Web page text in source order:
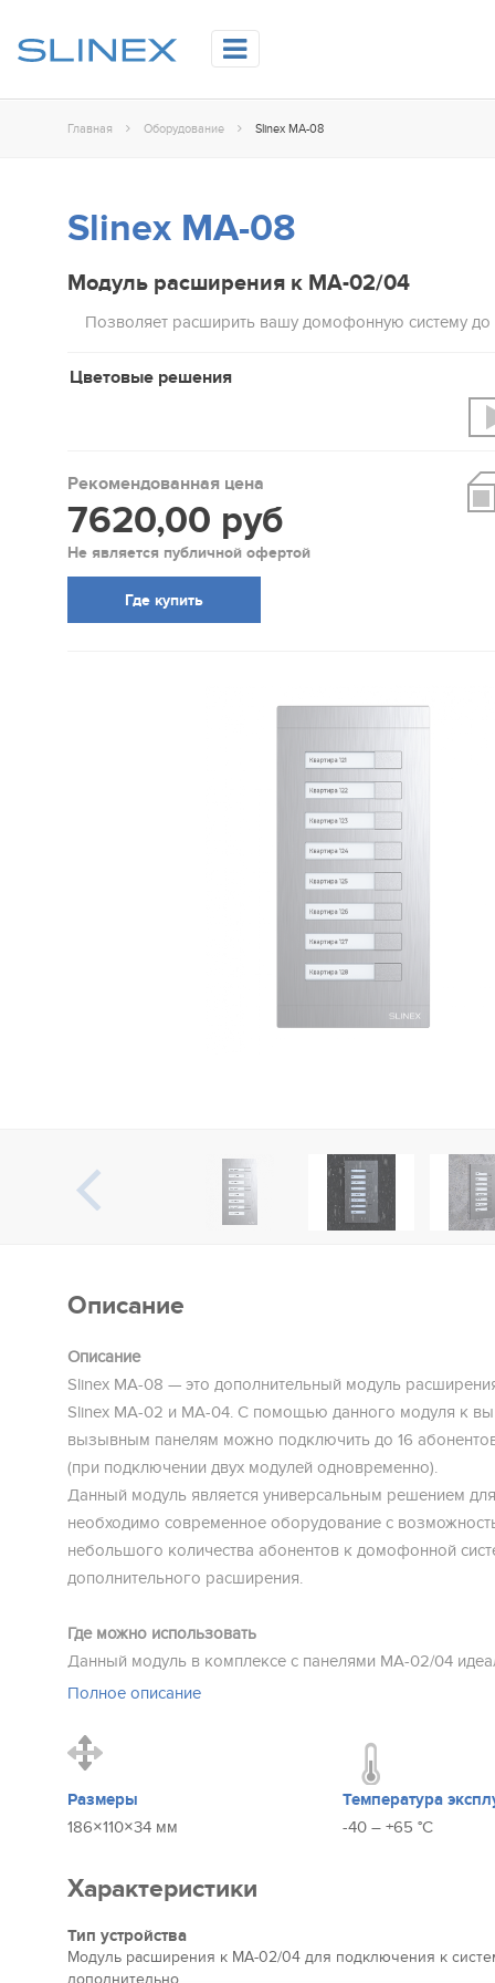
Главная Оборудование Slinex MA-08
Slinex MA-08
Модуль расширения к MA-02/04
Позволяет расширить вашу домофонную систему до
Цветовые решения
Рекомендованная цена
7620,00 руб
Не является публичной офертой
Где купить
Описание
Описание
Slinex MA-08 — это дополнительный модуль
Slinex MA-02 и MA-04. С помощью данного модуля к
вызывным панелям можно подключить до 16
(при подключении двух модулей одновременно).
Данный модуль является универсальным решением
необходимо современное оборудование с
небольшого количества абонентов к домофонной
дополнительного расширения.
Где можно использовать
Данный модуль в комплексе с панелями MA-02/04
установки в небольшом многоквартирном комплексе,
может быть установлено как внутри, так и снаружи
Устройство стабильно работает в широком диапазоне
до +65 °C.
Модуль изготовлен в корпусе из шлифованного
будет дополнять основную панель и украсит собой
экстерьер здания.
Полное описание
Размеры
186×110×34 мм
Температура
-40 – +65 °C
Характеристики
Тип устройства
Модуль расширения к MA-02/04 для подключения к
дополнительно